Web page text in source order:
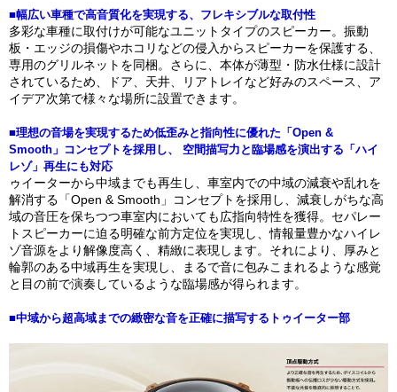
■幅広い車種で高音質化を実現する、フレキシブルな取付性
多彩な車種に取付けが可能なユニットタイプのスピーカー。振動
板・エッジの損傷やホコリなどの侵入からスピーカーを保護する、
専用のグリルネットを同梱。さらに、本体が薄型・防水仕様に設計
されているため、ドア、天井、リアトレイなど好みのスペース、ア
イデア次第で様々な場所に設置できます。
■理想の音場を実現するため低歪みと指向性に優れた「Open &
Smooth」コンセプトを採用し、 空間描写力と臨場感を演出する「ハイ
レゾ」再生にも対応
ゥイーターから中域までも再生し、車室内での中域の減衰や乱れを
解消する「Open & Smooth」コンセプトを採用し、減衰しがちな高
域の音圧を保ちつつ車室内においても広指向特性を獲得。セパレー
トスピーカーに迫る明確な前方定位を実現し、情報量豊かなハイレ
ゾ音源をより解像度高く、精緻に表現します。それにより、厚みと
輪郭のある中域再生を実現し、まるで音に包みこまれるような感覚
と目の前で演奏しているような臨場感が得られます。
■中域から超高域までの緻密な音を正確に描写するトゥイーター部